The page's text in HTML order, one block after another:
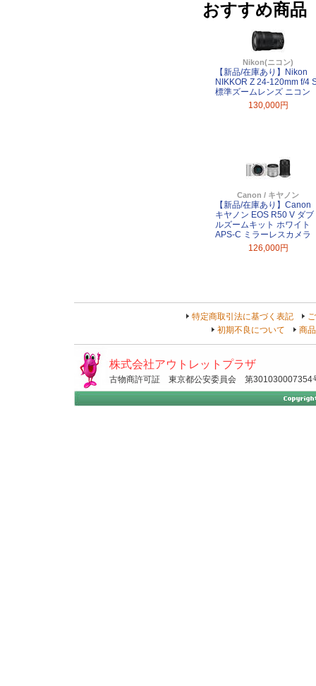
おすすめ商品
Nikon(ニコン)
【新品/在庫あり】Nikon
NIKKOR Z 24-120mm f/4
標準ズームレンズ ニコン
130,000円
Canon / キヤノン
【新品/在庫あり】Canon
キヤノン EOS R50 V ダブ
ルズームキット ホワイト
APS-C ミラーレスカメラ
126,000円
特定商取引法に基づく表記
初期不良について
商
株式会社アウトレットプラザ
古物商許可証 東京都公安委員会 第301030007354